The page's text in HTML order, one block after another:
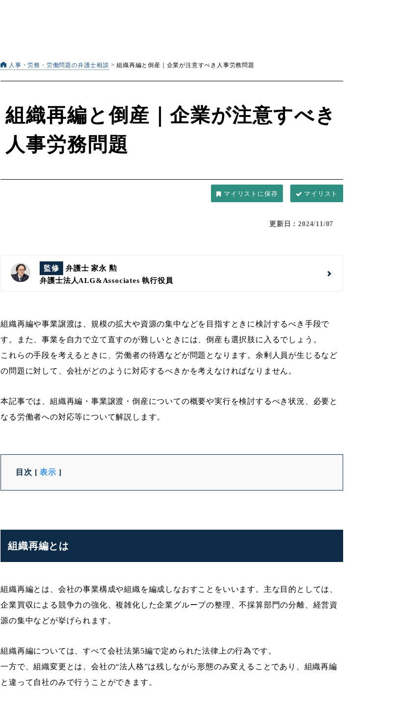
人事・労務・労働問題の弁護士相談 >組織再編と倒産｜企業が注意すべき人事労務問題
組織再編と倒産｜企業が注意すべき
人事労務問題
マイリスト
更新日：2024/11/07
監修
弁護士 家永 勲
弁護士法人ALG&Associates執行役員
組織再編や事業譲渡は、規模の拡大や資源の集中などを目指すときに検討するべき手段で
す。また、事業を自力で立て直すのが難しいときには、倒産も選択肢に入るでしょう。
これらの手段を考えるときに、労働者の待遇などが問題となります。余剰人員が生じるなど
の問題に対して、会社がどのように対応するべきかを考えなければなりません。
本記事では、組織再編・事業譲渡・倒産についての概要や実行を検討するべき状況、必要と
なる労働者への対応等について解説します。
目次 [ 表示 ]
組織再編とは
組織再編とは、会社の事業構成や組織を編成しなおすことをいいます。主な目的としては、
企業買収による競争力の強化、複雑化した企業グループの整理、不採算部門の分離、経営資
源の集中などが挙げられます。
組織再編については、すべて会社法第5編で定められた法律上の行為です。
一方で、組織変更とは、会社の“法人格”は残しながら形態のみ変えることであり、組織再編
と違って自社のみで行うことができます。